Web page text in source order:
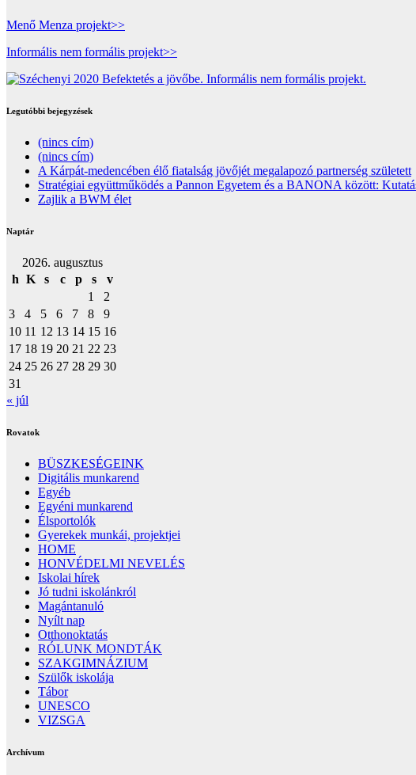
Menő Menza projekt>>
Informális nem formális projekt>>
Legutóbbi bejegyzések
(nincs cím)
(nincs cím)
A Kárpát-medencében élő fiatalság jövőjét megalapozó partnerség született
Stratégiai együttműködés a Pannon Egyetem és a BANONA között:
Zajlik a BWM élet
Naptár
2026. augusztus
h K s c p s
v
1
2
3
4 5 6 7 8
9
10 11 12 13 14 15 16
17 18 19 20 21 22 23
24 25 26 27 28 29 30
31
« júl
Rovatok
BÜSZKESÉGEINK
Digitális munkarend
Egyéb
Egyéni munkarend
Élsportolók
Gyerekek munkái, projektjei
HOME
HONVÉDELMI NEVELÉS
Iskolai hírek
Jó tudni iskolánkról
Magántanuló
Nyílt nap
Otthonoktatás
RÓLUNK MONDTÁK
SZAKGIMNÁZIUM
Szülők iskolája
Tábor
UNESCO
VIZSGA
Archívum